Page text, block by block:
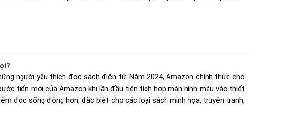
người yêu thích đọc sách điện tử. Năm 2024, Amazon chính thức cho
tiến mới của Amazon khi lần đầu tiên tích hợp màn hình màu vào thiết
đọc sống động hơn, đặc biệt cho các loại sách minh họa, truyện tranh,